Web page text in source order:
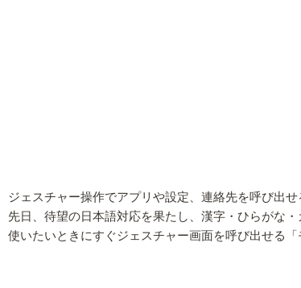
ジェスチャー操作でアプリや設定、連絡先を呼び出
先日、待望の日本語対応を果たし、漢字・ひらがな
使いたいときにすぐジェスチャー画面を呼び出せる「